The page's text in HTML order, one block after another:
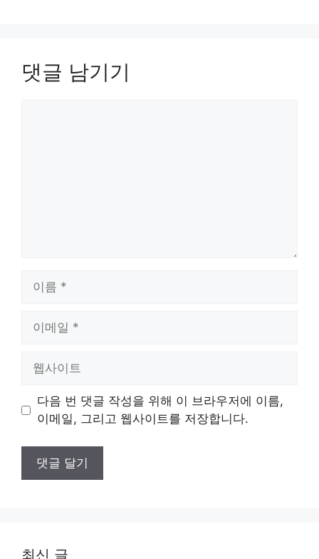
댓글 남기기
트
다음 번 댓글 작성을 위해 이 브라우저에 이름,
이메일, 그리고 웹사이트를 저장합니다.
최신 글